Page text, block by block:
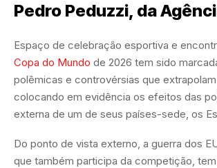
Pedro Peduzzi, da
Espaço de celebração esportiva e
Copa do Mundo de 2026 tem sido
polêmicas e controvérsias que
colocando em evidência os efeitos das
externa de um de seus países-sede, os
Do ponto de vista externo, a guerra dos
que também participa da competição,